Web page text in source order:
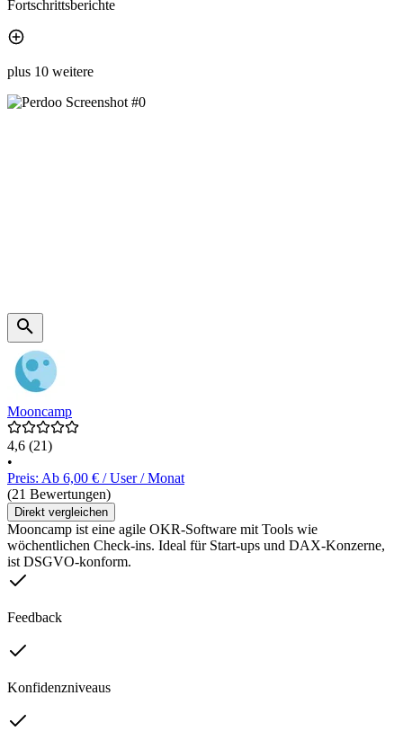
Fortschrittsberichte
plus 10 weitere
Mooncamp
4,6 (21)
•
Preis: Ab 6,00 € / User / Monat
(21 Bewertungen)
Direkt vergleichen
Mooncamp ist eine agile OKR-Software mit Tools wie
wöchentlichen Check-ins. Ideal für Start-ups und DAX-Konzerne,
ist DSGVO-konform.
Feedback
Konfidenzniveaus